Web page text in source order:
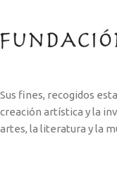
Sus fines, recogidos
creación artística y la
artes, la literatura y la